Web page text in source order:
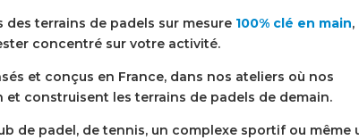
des terrains de padels sur mesure 100% clé en main,
concentré sur votre activité.
et conçus en France, dans nos ateliers où nos
et construisent les terrains de padels de demain.
de padel, de tennis, un complexe sportif ou même